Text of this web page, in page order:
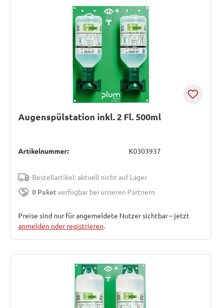
Augenspülstation inkl. 2 Fl. 500ml
Artikelnummer: K0303937
Bestellartikel: aktuell nicht auf Lager
0 Paketverfügbar bei unseren Partnern
Preise sind nur für angemeldete Nutzer sichtbar – jetzt
anmelden oder registrieren.